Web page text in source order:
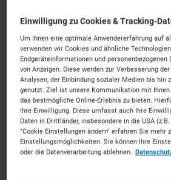
2,0t Frontstapler Gas
ab 79 €pro Tag
Einwilligung zu Cookies & Tracking-
Um Ihnen eine optimale Anwendererfahrung auf
verwenden wir Cookies und ähnliche
Endgeräteinformationen und
von Anzeigen. Diese werden zur Verbesserung
Analysen, der Einbindung sozialer Medien bis hin
genutzt. Ziel ist unsere Kommunikation mit Ihnen
das bestmögliche Online-Erlebnis zu bieten.
Ihre Einwilligung. Diese umfasst auch Ihre
Daten in Drittländer, insbesondere in die USA
"Cookie Einstellungen ändern" erfahren Sie mehr
Einstellungsmöglichkeiten. Sie können Ihre
oder die Datenverarbeitung ablehnen.